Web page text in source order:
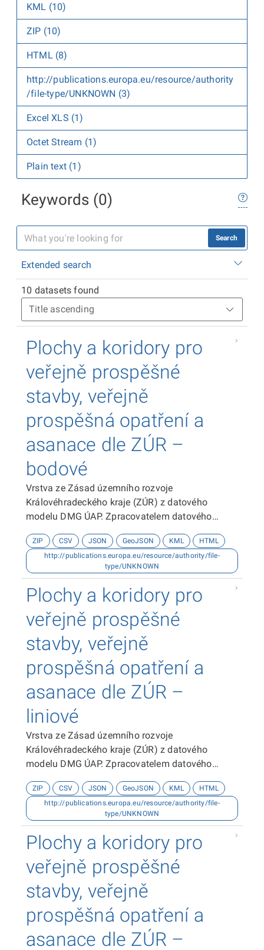
KML (10)
ZIP (10)
HTML (8)
http://publications.europa.eu/resource/authority
/file-type/UNKNOWN (3)
Excel XLS (1)
Octet Stream (1)
Plain text (1)
Keywords (0)
Search
Extended search
10 datasets found
Plochy a koridory pro
veřejně prospěšné
stavby, veřejně
prospěšná opatření a
asanace dle ZÚR –
bodové
Vrstva ze Zásad územního rozvoje
Královéhradeckého kraje (ZÚR) z datového
modelu DMG ÚAP. Zpracovatelem datového
je Odbor územního plánování a stavebního řádu
Krajského úřadu Královéhradeckého kraje.
Datová sada byla vytvořena v souřadnicovém
systému S-JTSK. Dokumentace k datové sadě je
ke stažení zde.
ZIP CSV JSON GeoJSON KML
HTML
http://publications.europa.eu/resource/authority/file-
type/UNKNOWN
Plochy a koridory pro
veřejně prospěšné
stavby, veřejně
prospěšná opatření a
asanace dle ZÚR –
liniové
Vrstva ze Zásad územního rozvoje
Královéhradeckého kraje (ZÚR) z datového
modelu DMG ÚAP. Zpracovatelem datového
je Odbor územního plánování a stavebního řádu
Krajského úřadu Královéhradeckého kraje.
Datová sada byla vytvořena v souřadnicovém
systému S-JTSK. Dokumentace k datové sadě je
ke stažení zde.
ZIP CSV JSON GeoJSON KML
HTML
http://publications.europa.eu/resource/authority/file-
type/UNKNOWN
Plochy a koridory pro
veřejně prospěšné
stavby, veřejně
prospěšná opatření a
asanace dle ZÚR –